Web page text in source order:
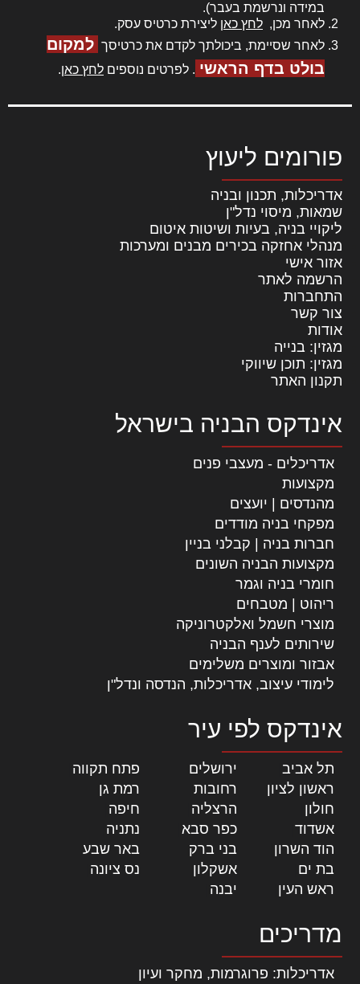
במידה ונרשמת בעבר).
לאחר מכן, לחץ כאן ליצירת כרטיס עסק.
לאחר שסיימת, ביכולתך לקדם את כרטיסך למקום
בולט בדף הראשי . לפרטים נוספים לחץ כאן.
פורומים ליעוץ
אדריכלות, תכנון ובניה
שמאות, מיסוי נדל"ן
ליקויי בניה, בעיות ושיטות איטום
מנהלי אחזקה בכירים מבנים ומערכות
אזור אישי
הרשמה לאתר
התחברות
צור קשר
אודות
מגזין: בנייה
מגזין: תוכן שיווקי
תקנון האתר
אינדקס הבניה בישראל
אדריכלים - מעצבי פנים
מקצועות
מהנדסים | יועצים
מפקחי בניה מודדים
חברות בניה | קבלני בניין
מקצועות הבניה השונים
חומרי בניה וגמר
ריהוט | מטבחים
מוצרי חשמל ואלקטרוניקה
שירותים לענף הבניה
אבזור ומוצרים משלימים
לימודי עיצוב, אדריכלות, הנדסה ונדל"ן
אינדקס לפי עיר
תל אביב ירושלים פתח תקווה
ראשון לציון
רחובות רמת גן
חולון
הרצליה חיפה
אשדוד
כפר סבא נתניה
הוד השרון
בני ברק באר שבע
בת ים
אשקלון נס ציונה
ראש העין
יבנה
מדריכים
אדריכלות: פרוגרמות, מחקר ועיון